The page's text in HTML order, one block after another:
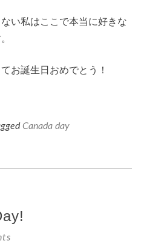
い私はここで本当に好きな
お誕生日おめでとう！
Canada day